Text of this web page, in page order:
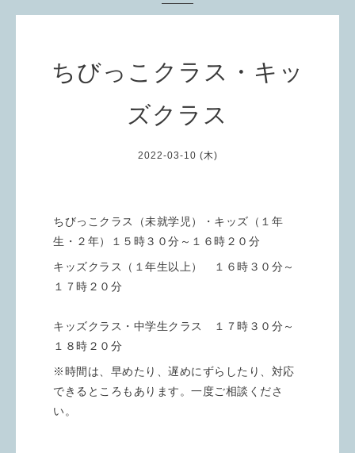
ちびっこクラス・キッ
ズクラス
2022-03-10 (木)
ちびっこクラス（未就学児）・キッズ（１年
生・２年）１５時３０分～１６時２０分
キッズクラス（１年生以上） １６時３０分～
１７時２０分
キッズクラス・中学生クラス １７時３０分～
１８時２０分
※時間は、早めたり、遅めにずらしたり、対応
できるところもあります。一度ご相談くださ
い。